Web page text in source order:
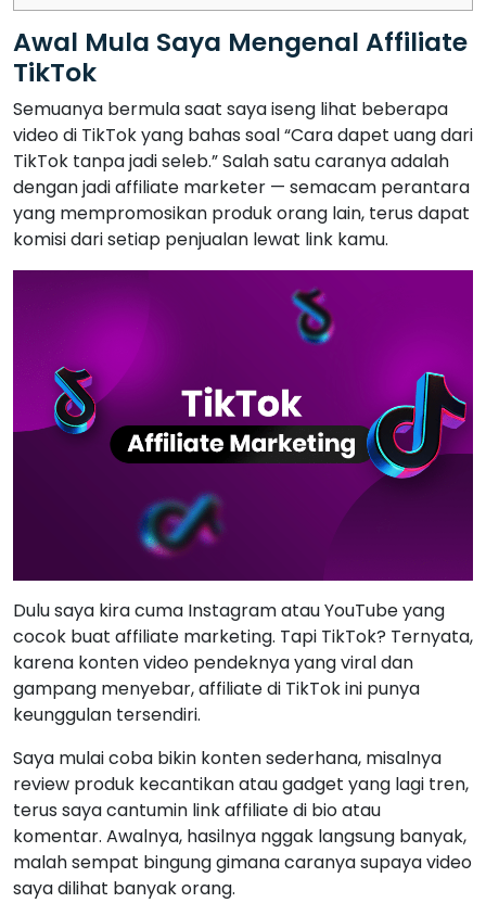
Awal Mula Saya Mengenal Affiliate
TikTok
Semuanya bermula saat saya iseng lihat beberapa
video di TikTok yang bahas soal “Cara dapet uang dari
TikTok tanpa jadi seleb.” Salah satu caranya adalah
dengan jadi affiliate marketer — semacam perantara
yang mempromosikan produk orang lain, terus dapat
komisi dari setiap penjualan lewat link kamu.
Dulu saya kira cuma Instagram atau YouTube yang
cocok buat affiliate marketing. Tapi TikTok? Ternyata,
karena konten video pendeknya yang viral dan
gampang menyebar, affiliate di TikTok ini punya
keunggulan tersendiri.
Saya mulai coba bikin konten sederhana, misalnya
review produk kecantikan atau gadget yang lagi tren,
terus saya cantumin link affiliate di bio atau
komentar. Awalnya, hasilnya nggak langsung banyak,
malah sempat bingung gimana caranya supaya video
saya dilihat banyak orang.